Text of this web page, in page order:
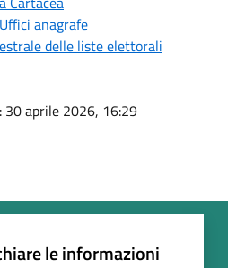
anagrafe
delle liste elettorali
: 30 aprile 2026, 16:29
le informazioni